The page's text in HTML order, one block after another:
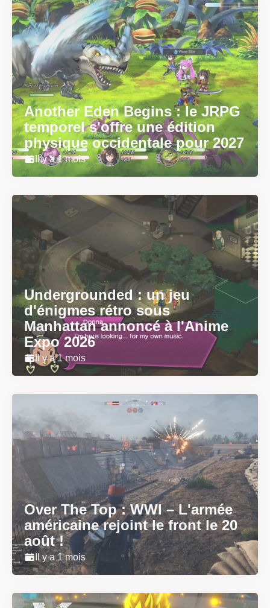
Another Eden Begins : le JRPG
temporel s'offre une édition
physique occidentale pour 2027
Il y a 1 mois
Undergrounded : un jeu
d'énigmes rétro sous
Manhattan annoncé à l'Anime
Expo 2026
Il y a 1 mois
Over The Top : WWI – L'armée
américaine rejoint le front le 20
août !
Il y a 1 mois